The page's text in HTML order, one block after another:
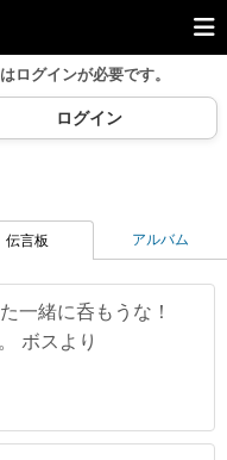
ログインが必要です。
ログイン
伝言板 アルバム
一緒に呑もうな！
ボスより